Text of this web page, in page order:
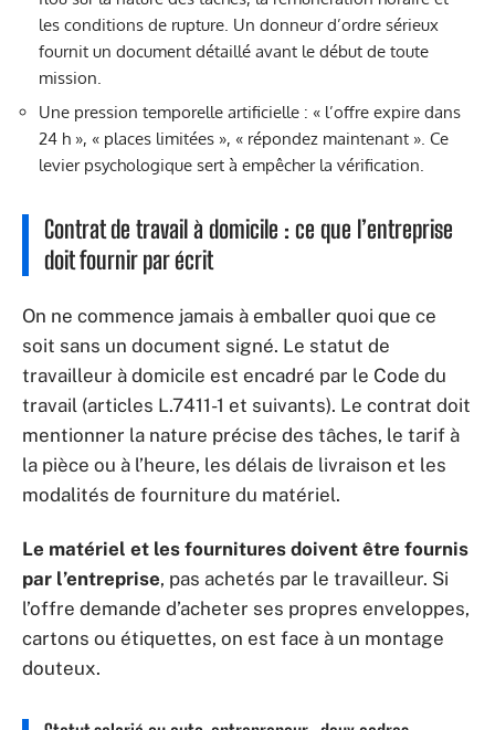
les conditions de rupture. Un donneur d’ordre sérieux
fournit un document détaillé avant le début de toute
mission.
Une pression temporelle artificielle : « l’offre expire dans
24 h », « places limitées », « répondez maintenant ». Ce
levier psychologique sert à empêcher la vérification.
Contrat de travail à domicile : ce que l’entreprise
doit fournir par écrit
On ne commence jamais à emballer quoi que ce
soit sans un document signé. Le statut de
travailleur à domicile est encadré par le Code du
travail (articles L.7411-1 et suivants). Le contrat doit
mentionner la nature précise des tâches, le tarif à
la pièce ou à l’heure, les délais de livraison et les
modalités de fourniture du matériel.
Le matériel et les fournitures doivent être fournis
par l’entreprise, pas achetés par le travailleur. Si
l’offre demande d’acheter ses propres enveloppes,
cartons ou étiquettes, on est face à un montage
douteux.